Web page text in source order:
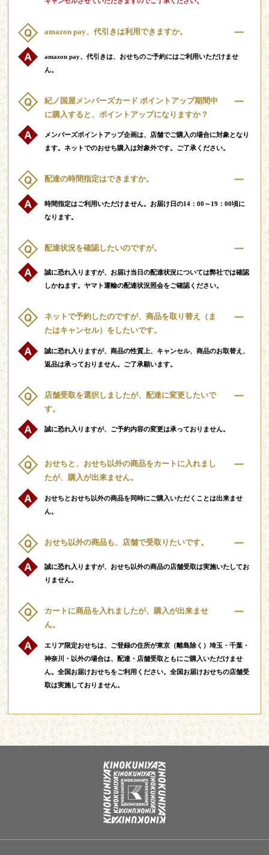
amazon pay、代引きは利用できますか。
amazon pay、代引きは、おせちのご予約にはご利用いただけませ
ん。
紀ノ国屋メンバーズカード ポイントアップ期間中
に購入すると、ポイントアップになりますか？
メンバーズポイントアップ企画は、店舗でご購入の場合に対象となり
ます。ネットでのおせち購入は対象外です。ご了承ください。
配達の時間指定はできますか。
時間指定はご利用いただけません。お届け日の14：00～19：00頃に
なります。
配達状況を確認したいのですが。
誠に恐れ入りますが、お届け当日の配達状況については弊社では確認
しかねます。ヤマト運輸の配達状況照会をご確認ください。
ネットで予約したのですが、商品を取り替え（ま
たはキャンセル）をしたいです。
誠に恐れ入りますが、商品の性質上、キャンセル、商品のお取替え、
返品は承っておりません。ご了承願います。
店舗受取を選択しましたが、配達に変更したいで
す。
誠に恐れ入りますが、ご予約内容の変更は承っておりません。
おせちと、おせち以外の商品をカートに入れまし
たが、購入が出来ません。
おせちとおせち以外の商品を同時にご購入いただくことは出来ませ
ん。
おせち以外の商品も、店舗で受取りたいです。
誠に恐れ入りますが、おせち以外の商品の店舗受取は実施いたしてお
りません。
カートに商品を入れましたが、購入が出来ませ
ん。
エリア限定おせちは、ご登録の住所が東京（離島除く）埼玉・千葉・
神奈川・以外の場合は、配達・店舗受取ともにご購入いただけませ
ん。全国お届けおせちをご利用ください。全国お届けおせちの店舗受
取は実施しておりません。